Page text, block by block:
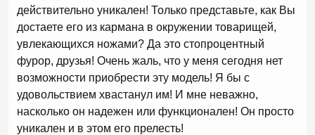
действительно уникален! Только представьте, как Вы
достаете его из кармана в окружении товарищей,
увлекающихся ножами? Да это стопроцентный
фурор, друзья! Очень жаль, что у меня сегодня нет
возможности приобрести эту модель! Я бы с
удовольствием хвастанул им! И мне неважно,
насколько он надежен или функционален! Он просто
уникален и в этом его прелесть!